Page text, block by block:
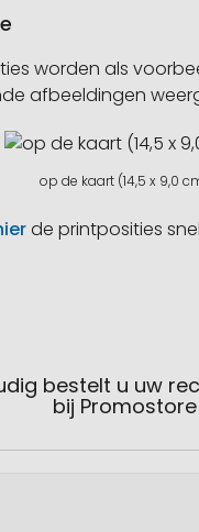
worden als
afbeeldingen
op de kaart (14,5 x 9,0
de printposities
bestelt u uw
bij Promostore